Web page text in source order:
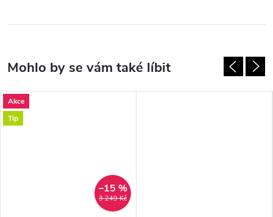
Akce
Tip
3 249 Kč
–15 %